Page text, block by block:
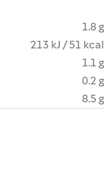
1.8 g
213 kJ / 51 kcal
1.1 g
0.2 g
8.5 g